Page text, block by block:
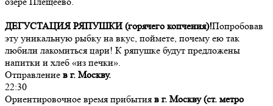
ДЕГУСТАЦИЯ РЯПУШКИ (горячего копчения)!Попробовав
эту уникальную рыбку на вкус, поймете, почему ею так
любили лакомиться цари! К ряпушке будут предложены
напитки и хлеб «из печки».
Отправление в г. Москву.
22:30
Ориентировочное время прибытия в г. Москву (ст. метро